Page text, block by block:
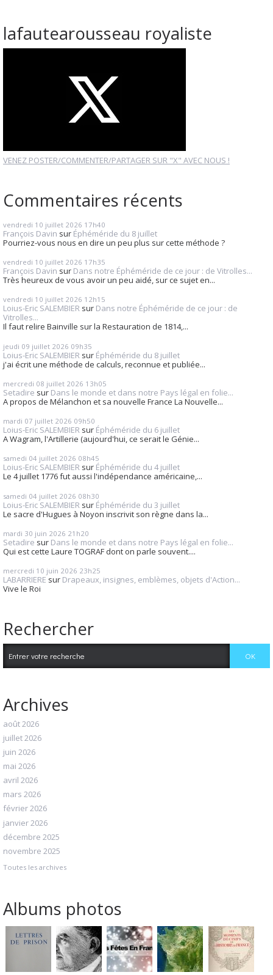
lafautearousseau royaliste
VENEZ POSTER/COMMENTER/PARTAGER SUR "X" AVEC NOUS !
Commentaires récents
vendredi 10 juillet 2026 17h40
François Davin sur Éphéméride du 8 juillet
Pourriez-vous nous en dire un peu plus sur cette méthode ?
vendredi 10 juillet 2026 17h35
François Davin sur Dans notre Éphéméride de ce jour : de Vitrolles...
Très heureux de vous avoir un peu aidé, sur ce sujet en...
vendredi 10 juillet 2026 12h15
Loius-Eric SALEMBIER sur Dans notre Éphéméride de ce jour : de
Vitrolles...
Il faut relire Bainville sur la Restauration de 1814,...
jeudi 09 juillet 2026 09h35
Loius-Eric SALEMBIER sur Éphéméride du 8 juillet
j'ai écrit une méthode de calculs, reconnue et publiée...
mercredi 08 juillet 2026 13h05
Setadire sur Dans le monde et dans notre Pays légal en folie...
A propos de Mélanchon et sa nouvelle France La Nouvelle...
mardi 07 juillet 2026 09h50
Loius-Eric SALEMBIER sur Éphéméride du 6 juillet
A Wagram, l'Artillerie (aujourd'hui, ce serait le Génie...
samedi 04 juillet 2026 08h45
Loius-Eric SALEMBIER sur Éphéméride du 4 juillet
Le 4 juillet 1776 fut aussi l'indépendance américaine,...
samedi 04 juillet 2026 08h30
Loius-Eric SALEMBIER sur Éphéméride du 3 juillet
Le sacre d'Hugues à Noyon inscrivit son règne dans la...
mardi 30 juin 2026 21h20
Setadire sur Dans le monde et dans notre Pays légal en folie...
Qui est cette Laure TOGRAF dont on parle souvent....
mercredi 10 juin 2026 23h25
LABARRIERE sur Drapeaux, insignes, emblèmes, objets d'Action...
Vive le Roi
Rechercher
Archives
août 2026
juillet 2026
juin 2026
mai 2026
avril 2026
mars 2026
février 2026
janvier 2026
décembre 2025
novembre 2025
Toutes les archives
Albums photos